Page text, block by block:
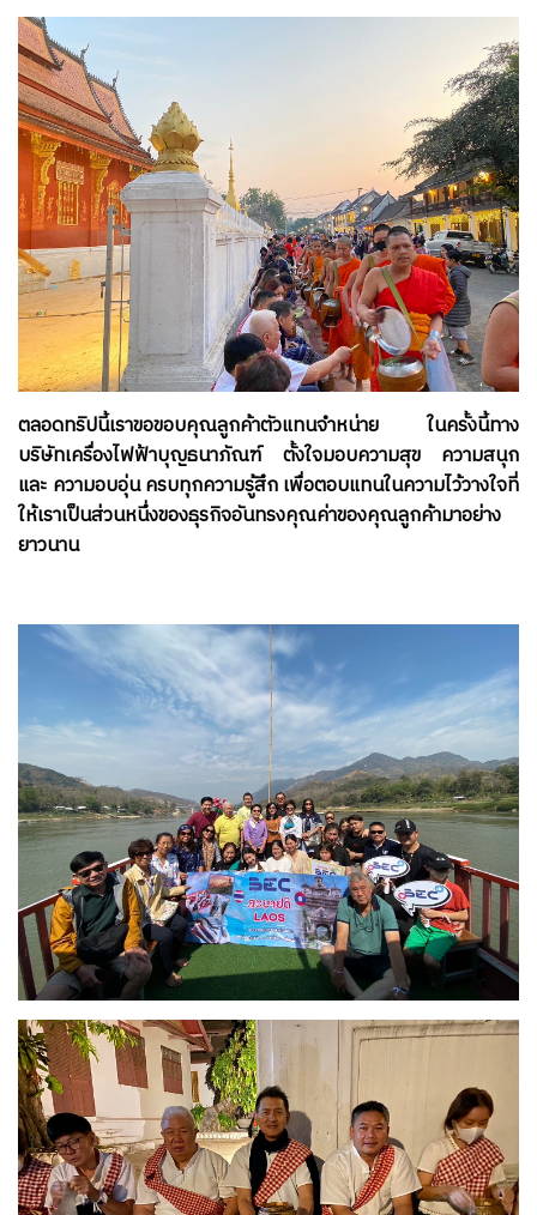
ตลอดทริปนี้เราขอขอบคุณลูกค้าตัวแทนจำหน่าย ในครั้งนี้ทาง
บริษัทเครื่องไฟฟ้าบุญธนาภัณฑ์ ตั้งใจมอบความสุข ความสนุก
และ ความอบอุ่น ครบทุกความรู้สึก เพื่อตอบแทนในความไว้วางใจที่
ให้เราเป็นส่วนหนึ่งของธุรกิจอันทรงคุณค่าของคุณลูกค้ามาอย่าง
ยาวนาน